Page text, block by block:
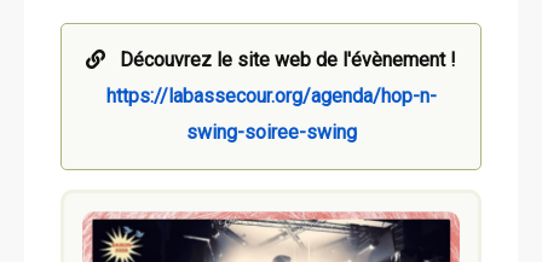
Découvrez le site web de l'évènement !
https://labassecour.org/agenda/hop-n-
swing-soiree-swing